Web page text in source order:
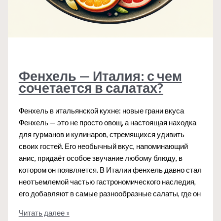
Фенхель — Италия: с чем
сочетается в салатах?
Фенхель в итальянской кухне: новые грани вкуса
Фенхель — это не просто овощ, а настоящая находка
для гурманов и кулинаров, стремящихся удивить
своих гостей. Его необычный вкус, напоминающий
анис, придаёт особое звучание любому блюду, в
котором он появляется. В Италии фенхель давно стал
неотъемлемой частью гастрономического наследия,
его добавляют в самые разнообразные салаты, где он
Фенхель
Читать далее »